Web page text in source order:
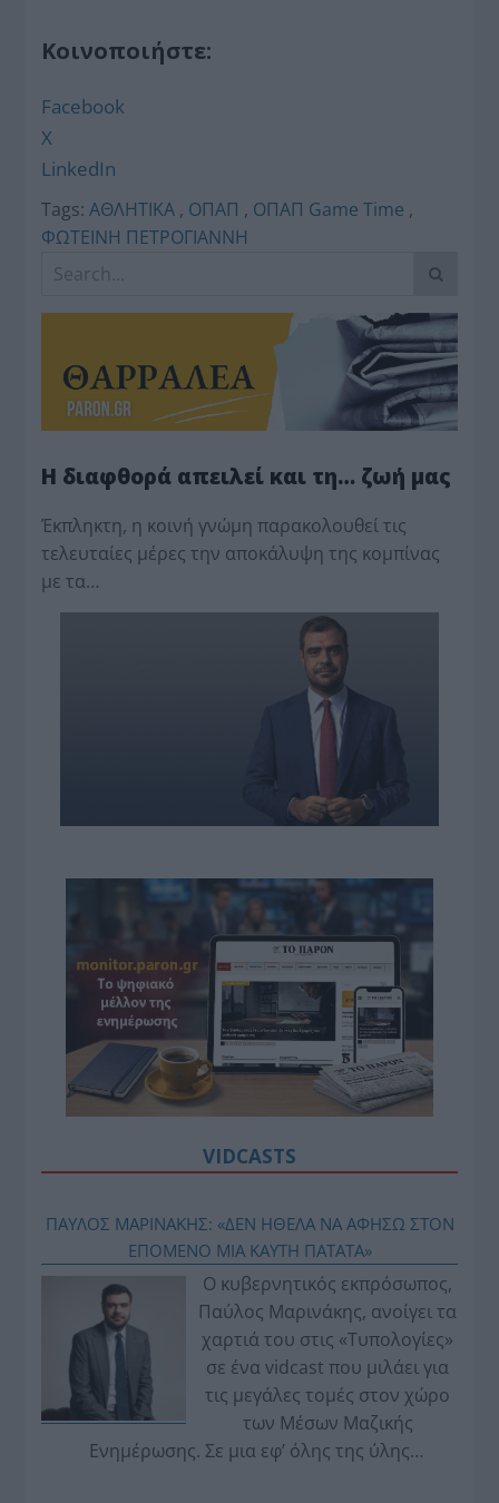
Κοινοποιήστε:
Facebook
X
LinkedIn
Tags: ΑΘΛΗΤΙΚΑ , ΟΠΑΠ , ΟΠΑΠ Game Time ,
ΦΩΤΕΙΝΗ ΠΕΤΡΟΓΙΑΝΝΗ
Η διαφθορά απειλεί και τη… ζωή μας
Έκπληκτη, η κοινή γνώμη παρακολουθεί τις
τελευταίες μέρες την αποκάλυψη της κο­μπίνας
με τα…
VIDCASTS
ΠΑΥΛΟΣ ΜΑΡΙΝΑΚΗΣ: «ΔΕΝ ΗΘΕΛΑ ΝΑ ΑΦΗΣΩ ΣΤΟΝ
ΕΠΟΜΕΝΟ ΜΙΑ ΚΑΥΤΗ ΠΑΤΑΤΑ»
Ο κυβερνητικός εκπρόσωπος,
Παύλος Μαρινάκης, ανοίγει τα
χαρτιά του στις «Τυπολογίες»
σε ένα vidcast που μιλάει για
τις μεγάλες τομές στον χώρο
των Μέσων Μαζικής
Ενημέρωσης. Σε μια εφ’ όλης της ύλης